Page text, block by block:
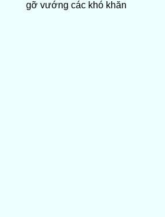
gỡ vướng các khó khăn